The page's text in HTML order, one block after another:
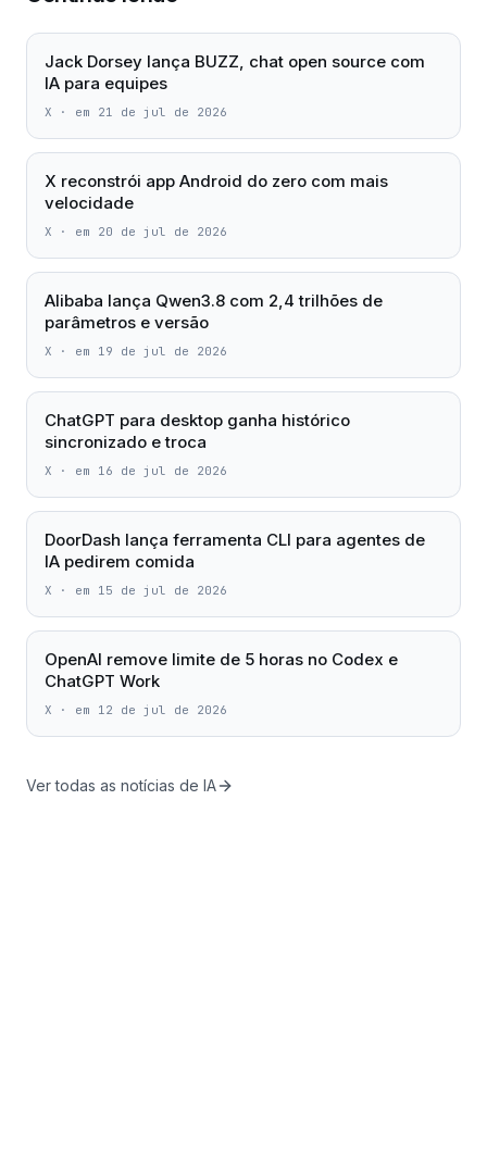
Jack Dorsey lança BUZZ, chat open source com
IA para equipes
X · em 21 de jul de 2026
X reconstrói app Android do zero com mais
velocidade
X · em 20 de jul de 2026
Alibaba lança Qwen3.8 com 2,4 trilhões de
parâmetros e versão
X · em 19 de jul de 2026
ChatGPT para desktop ganha histórico
sincronizado e troca
X · em 16 de jul de 2026
DoorDash lança ferramenta CLI para agentes de
IA pedirem comida
X · em 15 de jul de 2026
OpenAI remove limite de 5 horas no Codex e
ChatGPT Work
X · em 12 de jul de 2026
Ver todas as notícias de IA